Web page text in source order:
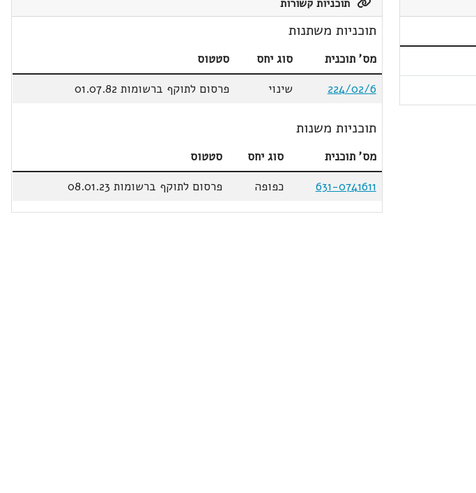
תוכניות קשורות
תוכניות משתנות
מס' תוכנית סוג יחס
סטטוס
224/02/6
שינוי פרסום לתוקף ברשומות 01.07.82
תוכניות משנות
מס' תוכנית סוג יחס
סטטוס
631-0741611
כפופה פרסום לתוקף ברשומות 08.01.23